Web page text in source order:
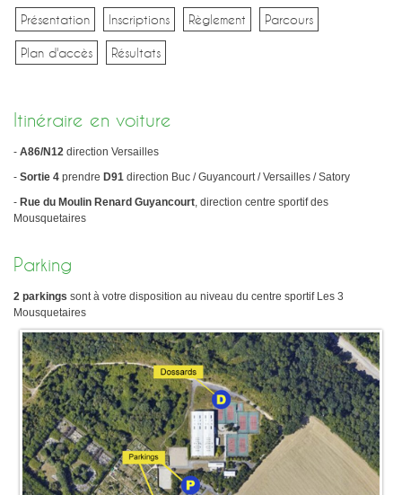
Adhérer au club
Parcours
Plan d'accès
Bike and Run 2026
Bike and Run 2023
Bike and Run 2022
Bike and Run 2020
Bike and Run 2018
Bike and Run 2017
Bike and Run 2015
Bike and Run 2014
Bike and Run 2013
Bike and Run 2012
Bike and Run 2011
Sélectif Jeunes 2011
Pense-bête
Contact
Presse
Présentation Inscriptions Règlement Parcours
Plan d'accès Résultats
Itinéraire en voiture
- A86/N12 direction Versailles
- Sortie 4 prendre D91 direction Buc / Guyancourt / Versailles / Satory
- Rue du Moulin Renard Guyancourt, direction centre sportif des
Mousquetaires
Parking
2 parkings sont à votre disposition au niveau du centre sportif Les 3
Mousquetaires